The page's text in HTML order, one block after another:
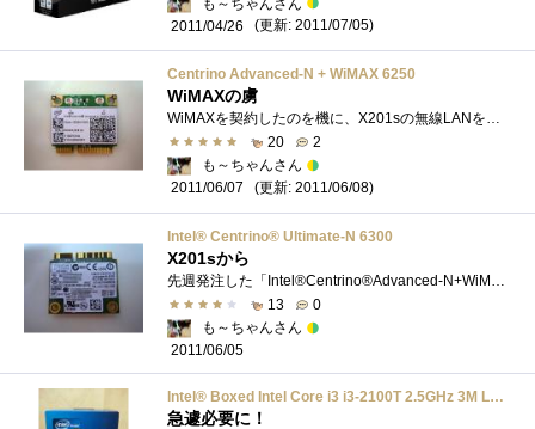
2011/04/26
(更新: 2011/07/05)
Centrino Advanced-N + WiMAX 6250
WiMAXの虜
WiMAXを契約したのを機に、X201sの無線LANをWiMAX搭載の6250に交換しました。保守パーツ代は結構なお値段します。ヤフオク等にも出品されていますが�...
20
2
も～ちゃんさん
2011/06/07
(更新: 2011/06/08)
Intel® Centrino® Ultimate-N 6300
X201sから
先週発注した「Intel®Centrino®Advanced-N+WiMAX6250」の保守品が届いたのでX201sから取り外しました。初めからCTOで「Intel®Centrino®Advanced-N+WiMAX6250」を選択�...
13
0
も～ちゃんさん
2011/06/05
Intel® Boxed Intel Core i3 i3-2100T 2.5GHz 3M LGA1155 SandyBridge BX80623I32100T
急遽必要に！